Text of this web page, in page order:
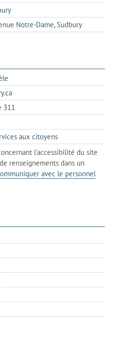
Notre-Dame, Sudbury
dans
un
nouvel
s'ouvre
dans
votre
de
messagerie
311
dans
un
client
de
votre
téléphone
de
aux citoyenss'ouvre
dans
l'onglet
actuel
l'accessibilité du site
renseignements dans un
avec le personnel